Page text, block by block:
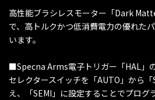
高性能ブラシレスモーター「Dark
で、高トルクかつ低消費電力の優れた
います。
■Specna Arms電子トリガー「HAL」
セレクタースイッチを「AUTO」から
え、「SEMI」に設定することでプログ